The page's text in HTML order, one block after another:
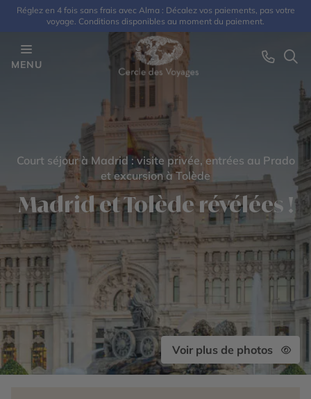
Réglez en 4 fois sans frais avec Alma : Décalez vos paiements, pas votre
voyage. Conditions disponibles au moment du paiement.
MENU
Court séjour à Madrid : visite privée, entrées au Prado
et excursion à Tolède
Madrid et Tolède révélées !
Voir plus de photos